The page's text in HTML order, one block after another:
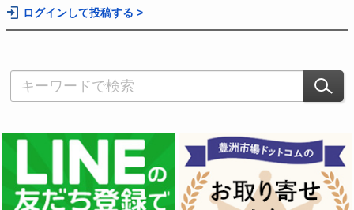
ログインして投稿する >